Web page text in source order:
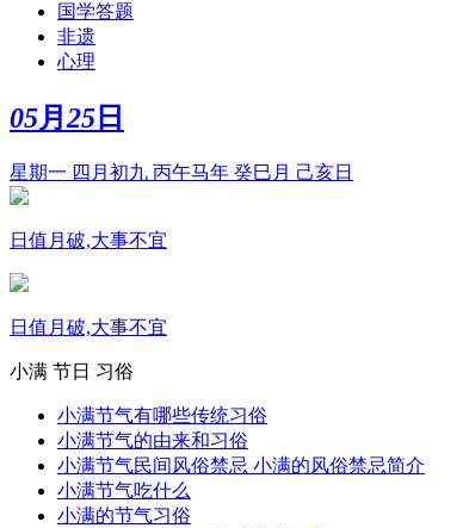
国学答题
非遗
心理
05月 25 日
星期一 四月初九 丙午马年 癸巳月 己亥日
日值月破,大事不宜
日值月破,大事不宜
小满 节日 习俗
小满节气有哪些传统习俗
小满节气的由来和习俗
小满节气民间风俗禁忌 小满的风俗禁忌简介
小满节气吃什么
小满的节气习俗